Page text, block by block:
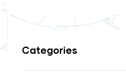
Categories